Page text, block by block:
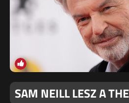
SAM NEILL LESZ A